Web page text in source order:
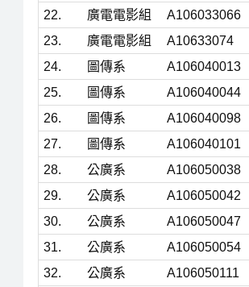
22.
廣電電影組 A106033066
23.
廣電電影組 A10633074
24.
圖傳系 A106040013
25.
圖傳系 A106040044
26.
圖傳系 A106040098
27.
圖傳系 A106040101
28.
公廣系 A106050038
29.
公廣系 A106050042
30.
公廣系 A106050047
31.
公廣系 A106050054
32.
公廣系 A106050111